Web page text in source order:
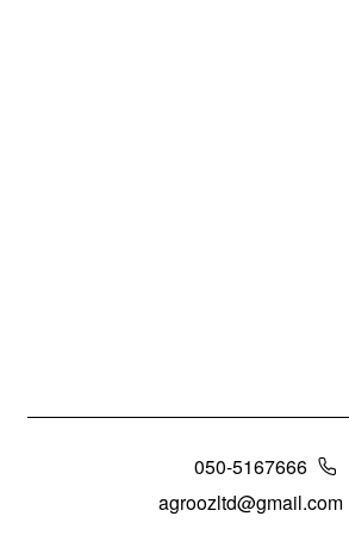
050-5167666
agroozltd@gmail.com